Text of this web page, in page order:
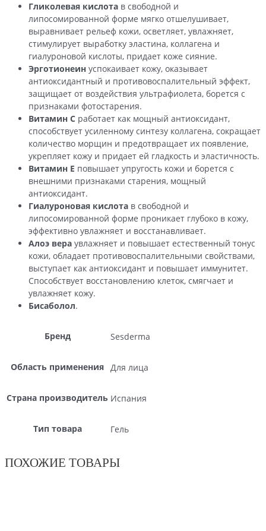
Гликолевая кислота в свободной и
липосомированной форме мягко отшелушивает,
выравнивает рельеф кожи, осветляет, увлажняет,
стимулирует выработку эластина, коллагена и
гиалуроновой кислоты, придает коже сияние.
Эрготионеин успокаивает кожу, оказывает
антиоксидантный и противовоспалительный эффект,
защищает от воздействия ультрафиолета, борется с
признаками фотостарения.
Витамин С работает как мощный антиоксидант,
способствует усиленному синтезу коллагена, сокращает
количество морщин и предотвращает их появление,
укрепляет кожу и придает ей гладкость и эластичность.
Витамин Е повышает упругость кожи и борется с
внешними признаками старения, мощный
антиоксидант.
Гиалуроновая кислота в свободной и
липосомированной форме проникает глубоко в кожу,
эффективно увлажняет и восстанавливает.
Алоэ вера увлажняет и повышает естественный тонус
кожи, обладает противовоспалительными свойствами,
выступает как антиоксидант и повышает иммунитет.
Способствует восстановлению клеток, смягчает и
увлажняет кожу.
Бисаболол.
Бренд Sesderma
Область применения Для лица
Страна производитель Испания
Тип товара Гель
ПОХОЖИЕ ТОВАРЫ